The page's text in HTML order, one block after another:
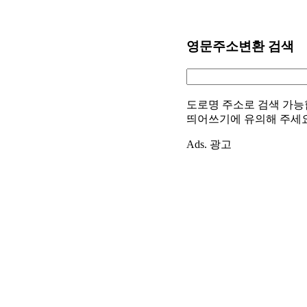
영문주소변환 검색
도로명 주소로 검색 가능
띄어쓰기에 유의해 주세
Ads. 광고